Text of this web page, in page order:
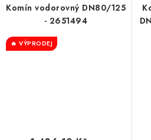
Komín vodorovný DN80/125
- 2651494
🔥 VÝPRODEJ